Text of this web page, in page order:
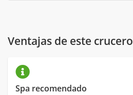
Ventajas de este crucero
Spa recomendado